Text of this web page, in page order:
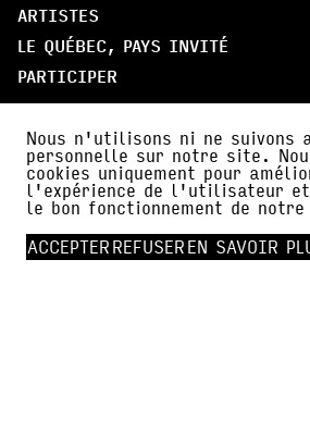
ARTISTES
LE QUÉBEC, PAYS INVITÉ
PARTICIPER
À PROPOS
PARTENAIRES
AMI·E·S DE BDFIL
CERCLE DES MÉCÈNES
Nous n'utilisons ni ne suivons
personnelle sur notre site.
cookies uniquement pour
l'expérience de l'utilisateur
le bon fonctionnement de
ACCEPTERREFUSEREN SAVOIR